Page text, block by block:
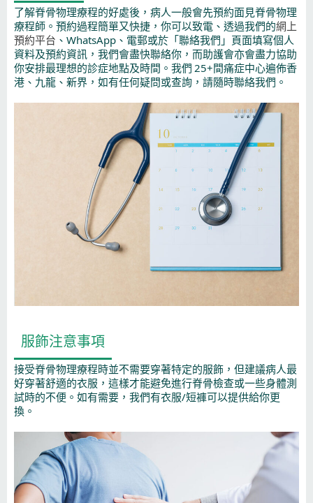
了解脊骨物理療程的好處後，病人一般會先預約面見脊骨物理
療程師。預約過程簡單又快捷，你可以致電、透過我們的網上
預約平台 、WhatsApp、電郵或於「聯絡我們」頁面填寫個人
資料及預約資訊，我們會盡快聯絡你，而助護會亦會盡力協助
你安排最理想的診症地點及時間。我們 25+間痛症中心遍佈香
港、九龍、新界，如有任何疑問或查詢，請隨時聯絡我們。
服飾注意事項
接受脊骨物理療程時並不需要穿著特定的服飾，但建議病人最
好穿著舒適的衣服，這樣才能避免進行脊骨檢查或一些身體測
試時的不便。如有需要，我們有衣服/短褲可以提供給你更
換。